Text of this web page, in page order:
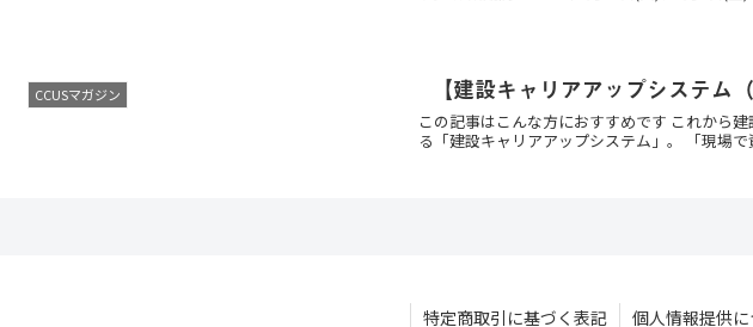
CCUSマガジン 【建設キャリアアップシステ
この記事はこんな方におすすめです これから
る「建設キャリアアップシステム」。 「現場
特定商取引に基づく表記 個人情報提供に